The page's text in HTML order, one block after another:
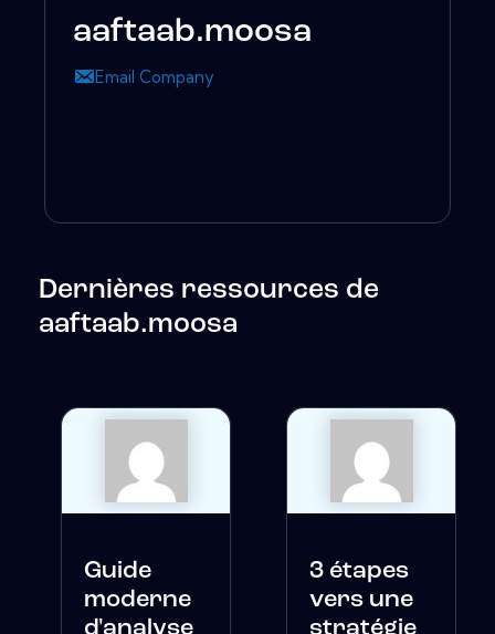
aaftaab.moosa
Email Company
Dernières ressources de
aaftaab.moosa
Guide
moderne
3 étapes
vers une